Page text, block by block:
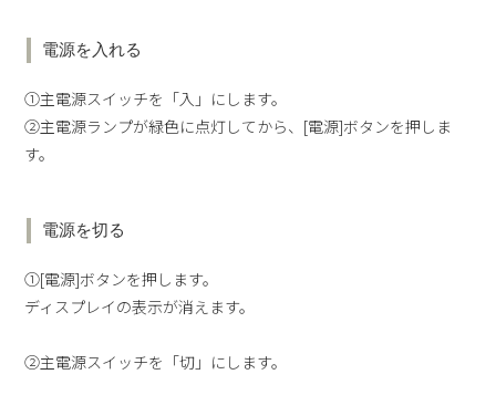
電源を入れる
①主電源スイッチを「入」にします。
②主電源ランプが緑色に点灯してから、[電源]ボタンを押しま
す。
電源を切る
①[電源]ボタンを押します。
ディスプレイの表示が消えます。
②主電源スイッチを「切」にします。